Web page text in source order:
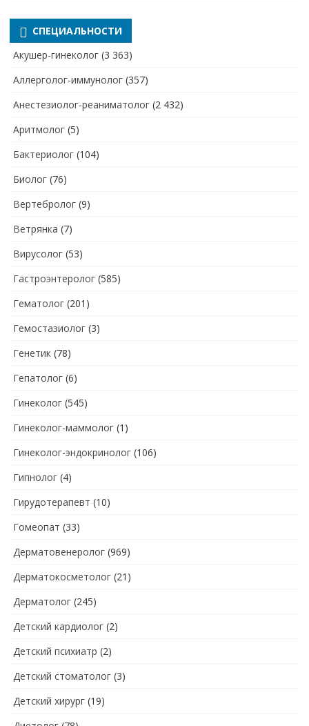
СПЕЦИАЛЬНОСТИ
Акушер-гинеколог (3 363)
Аллерголог-иммунолог (357)
Анестезиолог-реаниматолог (2 432)
Аритмолог (5)
Бактериолог (104)
Биолог (76)
Вертебролог (9)
Ветрянка (7)
Вирусолог (53)
Гастроэнтеролог (585)
Гематолог (201)
Гемостазиолог (3)
Генетик (78)
Гепатолог (6)
Гинеколог (545)
Гинеколог-маммолог (1)
Гинеколог-эндокринолог (106)
Гипнолог (4)
Гирудотерапевт (10)
Гомеопат (33)
Дерматовенеролог (969)
Дерматокосметолог (21)
Дерматолог (245)
Детский кардиолог (2)
Детский психиатр (2)
Детский стоматолог (3)
Детский хирург (19)